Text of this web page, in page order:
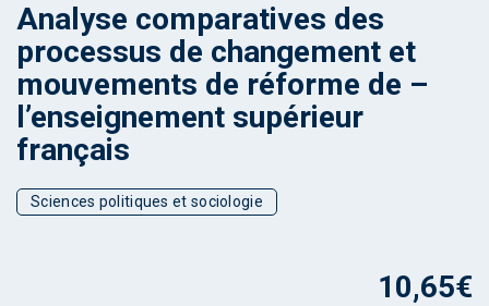
Analyse comparatives des
processus de changement et
mouvements de réforme de –
l’enseignement supérieur
français
Sciences politiques et sociologie
10,65€